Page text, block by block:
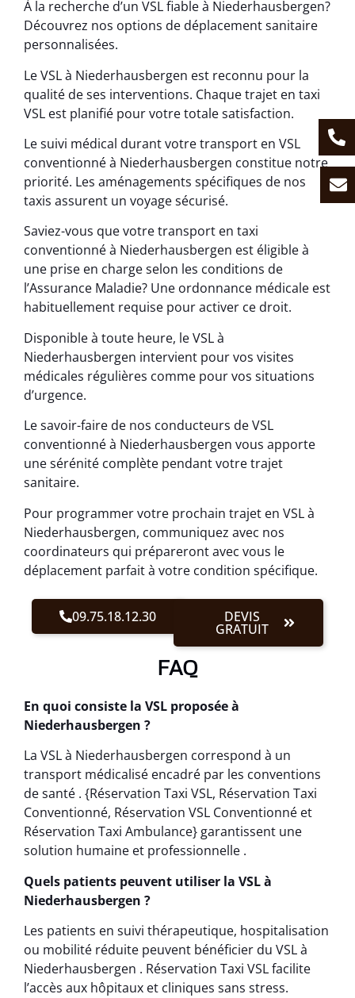
À la recherche d’un VSL fiable à Niederhausbergen?
Découvrez nos options de déplacement sanitaire
personnalisées.
Le VSL à Niederhausbergen est reconnu pour la
qualité de ses interventions. Chaque trajet en taxi
VSL est planifié pour votre totale satisfaction.
Le suivi médical durant votre transport en VSL
conventionné à Niederhausbergen constitue notre
priorité. Les aménagements spécifiques de nos
taxis assurent un voyage sécurisé.
Saviez-vous que votre transport en taxi
conventionné à Niederhausbergen est éligible à
une prise en charge selon les conditions de
l’Assurance Maladie? Une ordonnance médicale est
habituellement requise pour activer ce droit.
Disponible à toute heure, le VSL à
Niederhausbergen intervient pour vos visites
médicales régulières comme pour vos situations
d’urgence.
Le savoir-faire de nos conducteurs de VSL
conventionné à Niederhausbergen vous apporte
une sérénité complète pendant votre trajet
sanitaire.
Pour programmer votre prochain trajet en VSL à
Niederhausbergen, communiquez avec nos
coordinateurs qui prépareront avec vous le
déplacement parfait à votre condition spécifique.
09.75.18.12.30 DEVIS
GRATUIT
FAQ
En quoi consiste la VSL proposée à
Niederhausbergen ?
La VSL à Niederhausbergen correspond à un
transport médicalisé encadré par les conventions
de santé . {Réservation Taxi VSL, Réservation Taxi
Conventionné, Réservation VSL Conventionné et
Réservation Taxi Ambulance} garantissent une
solution humaine et professionnelle .
Quels patients peuvent utiliser la VSL à
Niederhausbergen ?
Les patients en suivi thérapeutique, hospitalisation
ou mobilité réduite peuvent bénéficier du VSL à
Niederhausbergen . Réservation Taxi VSL facilite
l’accès aux hôpitaux et cliniques sans stress.